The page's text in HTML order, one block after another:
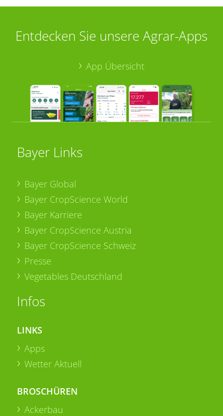
Entdecken Sie unsere Agrar-Apps
App Übersicht
Bayer Links
Bayer Global
Bayer CropScience World
Bayer Karriere
Bayer CropScience Austria
Bayer CropScience Schweiz
Presse
Vegetables Deutschland
Infos
LINKS
Apps
Wetter Aktuell
BROSCHÜREN
Ackerbau